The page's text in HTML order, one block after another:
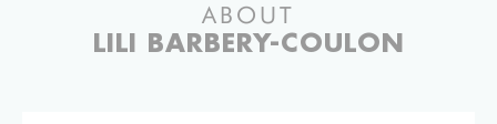
ABOUT
LILI BARBERY-COULON